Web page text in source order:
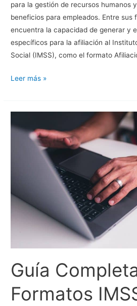
para la gestión de recursos humanos
beneficios para empleados. Entre sus
encuentra la capacidad de generar y
específicos para la afiliación al
Social (IMSS), como el formato
Configuración
Formatos
Una
Leer más »
Guía
Formatos